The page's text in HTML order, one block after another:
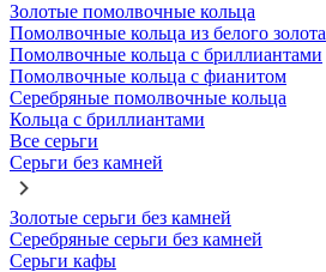
Золотые помолвочные кольца
Помолвочные кольца из белого золота
Помолвочные кольца с бриллиантами
Помолвочные кольца с фианитом
Серебряные помолвочные кольца
Кольца с бриллиантами
Все серьги
Серьги без камней
Золотые серьги без камней
Серебряные серьги без камней
Серьги кафы